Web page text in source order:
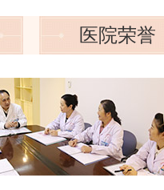
医院荣誉